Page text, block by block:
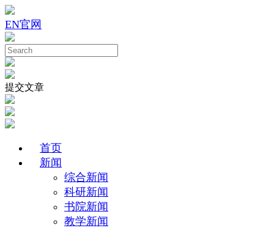
EN官网
提交文章
首页
新闻
综合新闻
科研新闻
书院新闻
教学新闻